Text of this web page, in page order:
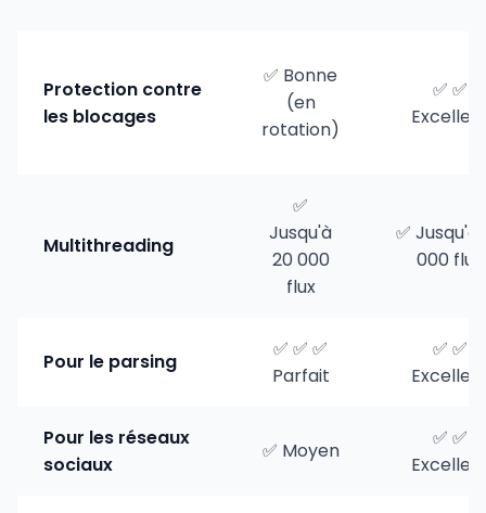
Protection contre
les blocages
✅ Bonne
(en
rotation)
✅ ✅
Multithreading
✅
Jusqu'à
20 000
flux
✅ Jusqu'à
000 flux
Pour le parsing
✅ ✅ ✅
Parfait
✅ ✅
Pour les réseaux
sociaux
✅ Moyen
✅ ✅